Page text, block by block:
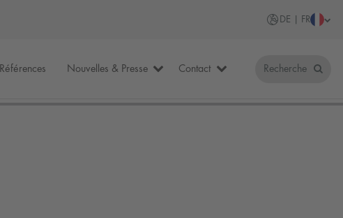
DE | FR
Références Nouvelles & Presse Contact Recherche